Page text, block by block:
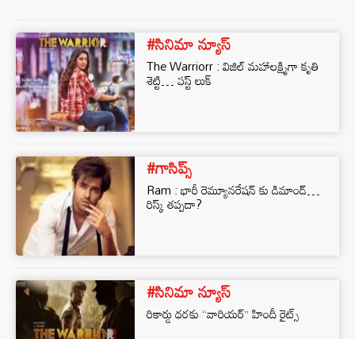
#సినిమా న్యూస్
The Warriorr : విజిల్ మహాలక్ష్మిగా కృతి
శెట్టి… ఫస్ట్ లుక్
#గాసిప్స్
Ram : భారీ రెమ్యూనరేషన్ కు డిమాండ్…
రిస్క్ తప్పదా?
#సినిమా న్యూస్
రికార్డు ధరకు “వారియర్” హిందీ రైట్స్